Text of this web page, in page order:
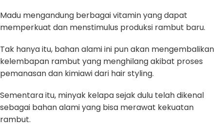
Madu mengandung berbagai vitamin yang dapat
memperkuat dan menstimulus produksi rambut baru.
Tak hanya itu, bahan alami ini pun akan mengembalikan
kelembapan rambut yang menghilang akibat proses
pemanasan dan kimiawi dari hair styling.
Sementara itu, minyak kelapa sejak dulu telah dikenal
sebagai bahan alami yang bisa merawat kekuatan
rambut.